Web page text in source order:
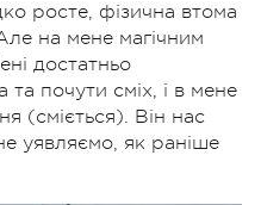
росте, фізична втома
на мене магічним
достатньо
почути сміх, і в мене
(сміється). Він нас
уявляємо, як раніше